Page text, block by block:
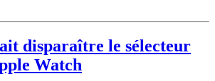
disparaître le sélecteur
Watch